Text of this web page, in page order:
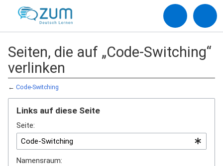
Seiten, die auf „Code-Switching“
verlinken
← Code-Switching
Links auf diese Seite
Seite:
Namensraum: